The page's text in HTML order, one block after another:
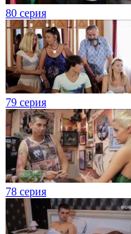
80 серия
79 серия
78 серия